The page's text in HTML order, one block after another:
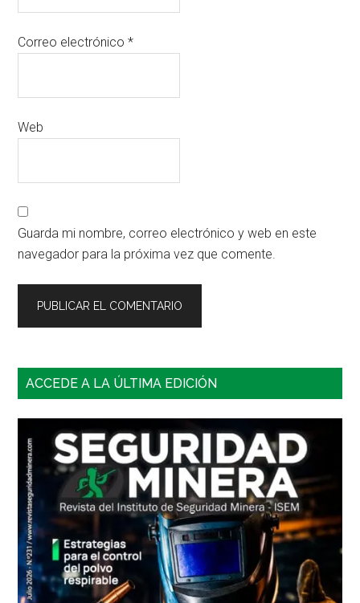
Correo electrónico*
Web
Guarda mi nombre, correo electrónico y web en este
navegador para la próxima vez que comente.
Barra
principal
ACCEDE A LA ÚLTIMA EDICIÓN